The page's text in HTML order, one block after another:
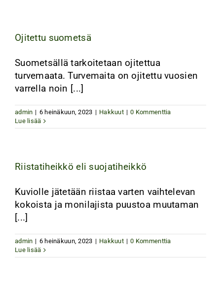
Ojitettu suometsä
Suometsällä tarkoitetaan ojitettua
turvemaata. Turvemaita on ojitettu vuosien
varrella noin [...]
admin | 6 heinäkuun, 2023 | Hakkuut | 0 Kommenttia
Lue lisää
Riistatiheikkö eli suojatiheikkö
Kuviolle jätetään riistaa varten vaihtelevan
kokoista ja monilajista puustoa muutaman
[...]
admin | 6 heinäkuun, 2023 | Hakkuut | 0 Kommenttia
Lue lisää